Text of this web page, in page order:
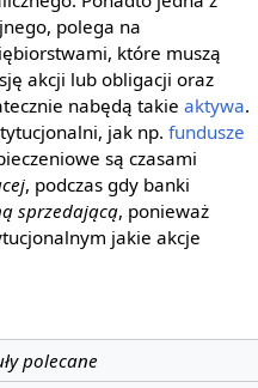
polega na
które muszą
akcji lub obligacji oraz
nabędą takie aktywa.
jak np. fundusze
są czasami
, podczas gdy banki
sprzedającą, ponieważ
jakie akcje
polecane